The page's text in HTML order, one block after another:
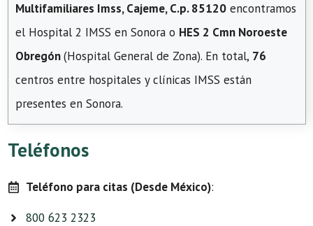
Multifamiliares Imss, Cajeme, C.p. 85120 encontramos
el Hospital 2 IMSS en Sonora o HES 2 Cmn Noroeste
Obregón(Hospital General de Zona). En total, 76
centros entre hospitales y clínicas IMSS están
presentes en Sonora.
Teléfonos
Teléfono para citas (Desde México):
800 623 2323